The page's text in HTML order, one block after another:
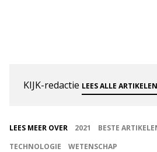
KIJK-redactie LEES ALLE
LEES MEER OVER 2021 BESTE
TECHNOLOGIE
WETENSCHAP